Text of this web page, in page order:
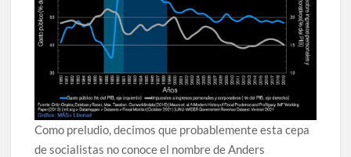
Como preludio, decimos que probablemente esta cepa
de socialistas no conoce el nombre de Anders